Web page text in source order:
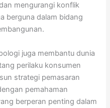
mengurangi konflik
berguna dalam bidang
juga membantu dunia
perilaku konsumen
strategi pemasaran
pemahaman
berperan penting dalam